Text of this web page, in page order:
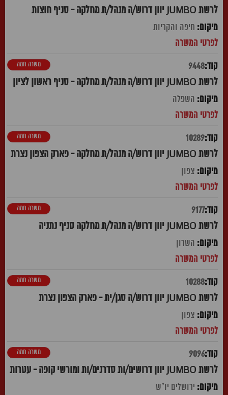
לרשת JUMBO יוון דרוש/ה מנהל/ת מחלקה - סניף חוצות
חיפה והקריות
9448
לרשת JUMBO יוון דרוש/ה מנהל/ת מחלקה - סניף ראשון לציון
משרה חמה
השפלה
10289
לרשת JUMBO יוון דרוש/ה מנהל/ת מחלקה - פארק הצפון נצרת
משרה חמה
צפון
9177
לרשת JUMBO יוון דרוש/ה מנהל/ת מחלקה סניף נתניה
משרה חמה
השרון
10288
לרשת JUMBO יוון דרוש/ה סגן/ית - פארק הצפון נצרת
משרה חמה
צפון
9096
לרשת JUMBO יוון דרושים/ות סדרנים/ות ומורשי קופה - עטרות
משרה חמה
ירושלים יו"ש